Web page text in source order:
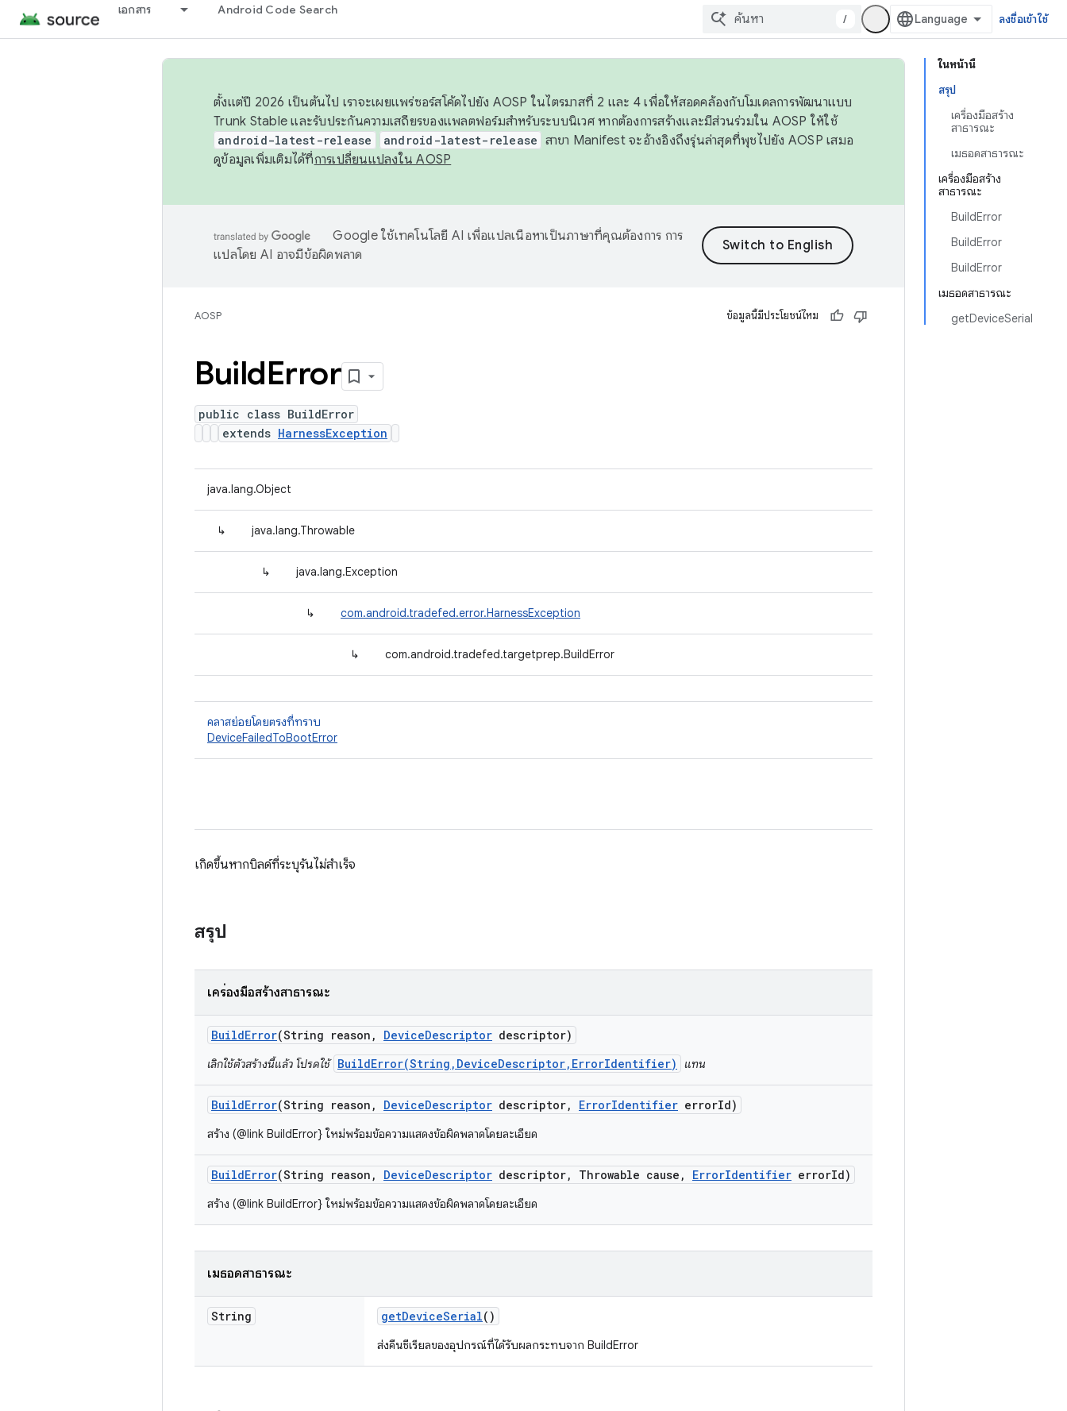
เอกสาร Android Code Search
/ ลงชื่อเข้าใช้
ในหน้านี้
สรุป
เครื่องมือสร้าง
สาธารณะ
เมธอดสาธารณะ
เครื่องมือสร้าง
สาธารณะ
BuildError
BuildError
BuildError
เมธอดสาธารณะ
getDeviceSerial
ตั้งแต่ปี 2026 เป็นต้นไป เราจะเผยแพร่ซอร์สโค้ดไปยัง AOSP ในไตรมาสที่ 2 และ 4 เพื่อให้สอดคล้องกับโมเดลการพัฒนาแบบ
Trunk Stable และรับประกันความเสถียรของแพลตฟอร์มสำหรับระบบนิเวศ หากต้องการสร้างและมีส่วนร่วมใน AOSP ให้ใช้
android-latest-release android-latest-release สาขา Manifest จะอ้างอิงถึงรุ่นล่าสุดที่พุชไปยัง AOSP เสมอ
ดูข้อมูลเพิ่มเติมได้ที่การเปลี่ยนแปลงใน AOSP
Google ใช้เทคโนโลยี AI เพื่อแปลเนื้อหาเป็นภาษาที่คุณต้องการ การ
แปลโดย AI อาจมีข้อผิดพลาด
AOSP ข้อมูลนี้มีประโยชน์ไหม
BuildError
public class BuildError
extends HarnessException
java.lang.Object
↳ java.lang.Throwable
↳ java.lang.Exception
↳ com.android.tradefed.error.HarnessException
↳ com.android.tradefed.targetprep.BuildError
คลาสย่อยโดยตรงที่ทราบ
DeviceFailedToBootError
เกิดขึ้นหากบิลด์ที่ระบุรันไม่สำเร็จ
สรุป
เครื่องมือสร้างสาธารณะ
BuildError(String reason , DeviceDescriptor descriptor)
เลิกใช้ตัวสร้างนี้แล้ว โปรดใช้ BuildError(String,DeviceDescriptor,ErrorIdentifier) แทน
BuildError(String reason , DeviceDescriptor descriptor, ErrorIdentifier errorId)
สร้าง (@link BuildError} ใหม่พร้อมข้อความแสดงข้อผิดพลาดโดยละเอียด
BuildError(String reason , DeviceDescriptor descriptor, Throwable cause , ErrorIdentifier errorId)
สร้าง (@link BuildError} ใหม่พร้อมข้อความแสดงข้อผิดพลาดโดยละเอียด
เมธอดสาธารณะ
String getDeviceSerial()
ส่งคืนซีเรียลของอุปกรณ์ที่ได้รับผลกระทบจาก BuildError